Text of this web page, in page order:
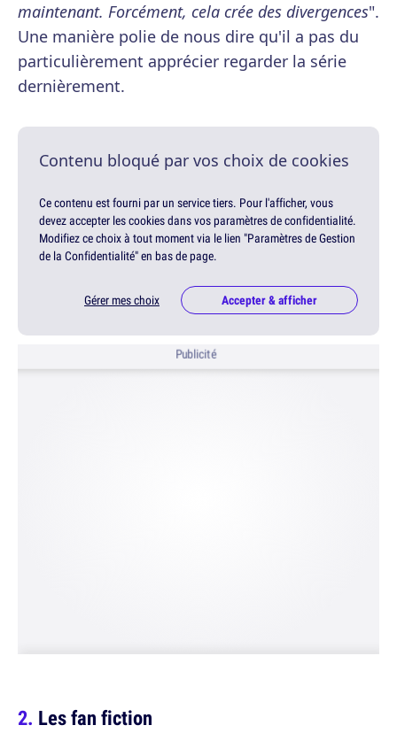
maintenant. Forcément, cela crée des divergences".
Une manière polie de nous dire qu'il a pas du
particulièrement apprécier regarder la série
dernièrement.
Contenu bloqué par vos choix de cookies
Ce contenu est fourni par un service tiers. Pour l'afficher, vous
devez accepter les cookies dans vos paramètres de confidentialité.
Modifiez ce choix à tout moment via le lien "Paramètres de Gestion
de la Confidentialité" en bas de page.
Gérer mes choix Accepter & afficher
Publicité
Les fan fiction